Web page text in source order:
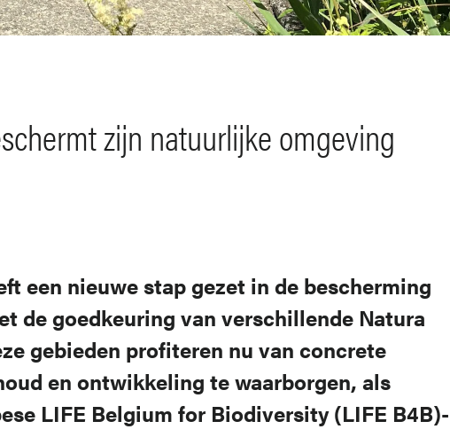
zijn natuurlijke omgeving
een nieuwe stap gezet in de bescherming
de goedkeuring van verschillende Natura
gebieden profiteren nu van concrete
en ontwikkeling te waarborgen, als
LIFE Belgium for Biodiversity (LIFE B4B)-